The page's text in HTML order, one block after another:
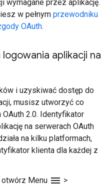
wymagane przez aplikację.
w pełnym przewodniku
OAuth.
aplikacji na
i uzyskiwać dostęp do
musisz utworzyć co
2.0. Identyfikator
na serwerach OAuth
na kilku platformach,
klienta dla każdej z
Menu menu >